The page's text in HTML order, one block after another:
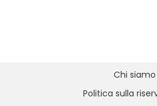
Chi siamo
Politica sulla